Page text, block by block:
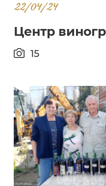
22/04/24
Центр
15